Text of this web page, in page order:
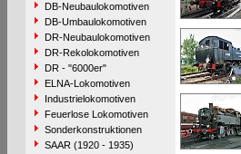
DB-Neubaulokomotiven
DB-Umbaulokomotiven
DR-Neubaulokomotiven
DR-Rekolokomotiven
DR - "6000er"
ELNA-Lokomotiven
Industrielokomotiven
Feuerlose Lokomotiven
Sonderkonstruktionen
SAAR (1920 - 1935)